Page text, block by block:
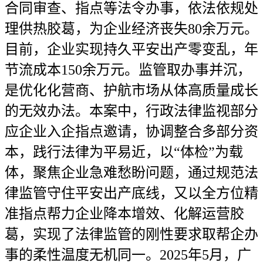
合同审查、指点等法令办事，依法依规处
理供热胶葛，为企业经济丧失80余万元。
目前，企业实现持久平安出产零变乱，年
节流成本150余万元。监管取办事并沉，
是优化化营商、护航市场从体高质量成长
的无效办法。本案中，行政法律监视部分
应企业入企指点邀请，协调整合多部分资
本，践行法律为平易近，以“体检”为载
体，聚焦企业急难愁盼问题，通过规范法
律监管守住平安出产底线，又以全方位精
准指点帮力企业降本增效、化解运营胶
葛，实现了法律监管的刚性要求取帮企办
事的柔性温度无机同一。2025年5月，广